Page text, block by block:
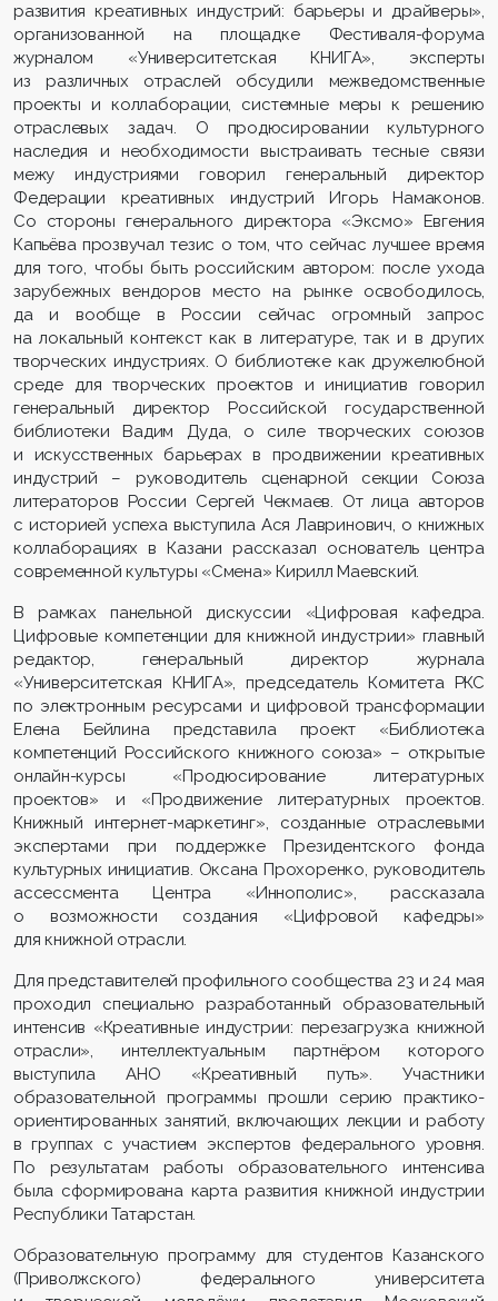
развития креативных индустрий: барьеры и драйверы»,
организованной на площадке Фестиваля-форума
журналом «Университетская КНИГА», эксперты
из различных отраслей обсудили межведомственные
проекты и коллаборации, системные меры к решению
отраслевых задач. О продюсировании культурного
наследия и необходимости выстраивать тесные связи
межу индустриями говорил генеральный директор
Федерации креативных индустрий Игорь Намаконов.
Со стороны генерального директора «Эксмо» Евгения
Капьёва прозвучал тезис о том, что сейчас лучшее время
для того, чтобы быть российским автором: после ухода
зарубежных вендоров место на рынке освободилось,
да и вообще в России сейчас огромный запрос
на локальный контекст как в литературе, так и в других
творческих индустриях. О библиотеке как дружелюбной
среде для творческих проектов и инициатив говорил
генеральный директор Российской государственной
библиотеки Вадим Дуда, о силе творческих союзов
и искусственных барьерах в продвижении креативных
индустрий – руководитель сценарной секции Союза
литераторов России Сергей Чекмаев. От лица авторов
с историей успеха выступила Ася Лавринович, о книжных
коллаборациях в Казани рассказал основатель центра
современной культуры «Смена» Кирилл Маевский.
В рамках панельной дискуссии «Цифровая кафедра.
Цифровые компетенции для книжной индустрии» главный
редактор, генеральный директор журнала
«Университетская КНИГА», председатель Комитета РКС
по электронным ресурсами и цифровой трансформации
Елена Бейлина представила проект «Библиотека
компетенций Российского книжного союза» – открытые
онлайн-курсы «Продюсирование литературных
проектов» и «Продвижение литературных проектов.
Книжный интернет-маркетинг», созданные отраслевыми
экспертами при поддержке Президентского фонда
культурных инициатив. Оксана Прохоренко, руководитель
ассессмента Центра «Иннополис», рассказала
о возможности создания «Цифровой кафедры»
для книжной отрасли.
Для представителей профильного сообщества 23 и 24 мая
проходил специально разработанный образовательный
интенсив «Креативные индустрии: перезагрузка книжной
отрасли», интеллектуальным партнёром которого
выступила АНО «Креативный путь». Участники
образовательной программы прошли серию практико-
ориентированных занятий, включающих лекции и работу
в группах с участием экспертов федерального уровня.
По результатам работы образовательного интенсива
была сформирована карта развития книжной индустрии
Республики Татарстан.
Образовательную программу для студентов Казанского
(Приволжского) федерального университета